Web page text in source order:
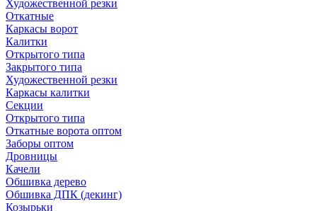
Художественной резки
Откатные
Каркасы ворот
Калитки
Открытого типа
Закрытого типа
Художественной резки
Каркасы калитки
Секции
Открытого типа
Откатные ворота оптом
Заборы оптом
Дровницы
Качели
Обшивка дерево
Обшивка ДПК (декинг)
Козырьки